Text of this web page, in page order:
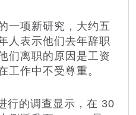
项新研究，大约五
人表示他们去年辞职
们离职的原因是工资
工作中不受尊重。
的调查显示，在 30